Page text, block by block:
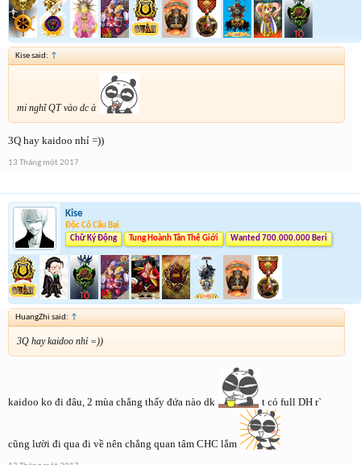
Kise said: ↑
mi nghĩ QT vào dc à
3Q hay kaidoo nhỉ =))
13 Tháng một 2017
Kise
Độc Cô Cầu Bại
Chữ Ký Động
Tung Hoành Tân Thế Giới Wanted 700.000.000 Beri
HuangZhi said: ↑
3Q hay kaidoo nhỉ =))
kaidoo ko đi đâu, 2 mùa chẳng thấy đứa nào dk t có full DH r`
cũng lười đi qua đi về nên chẳng quan tâm CHC lắm